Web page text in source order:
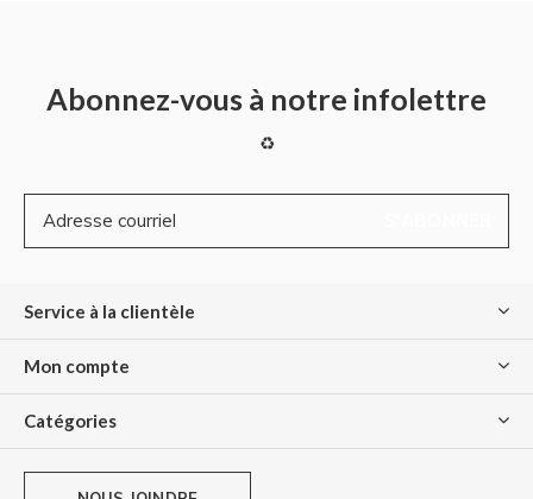
Abonnez-vous à notre infolettre
♻
Service à la clientèle
Mon compte
Catégories